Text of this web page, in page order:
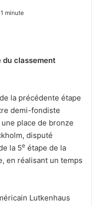
minute
du classement
la précédente étape
demi-fondiste
place de bronze
disputé
la 5e étape de la
en réalisant un temps
Lutkenhaus